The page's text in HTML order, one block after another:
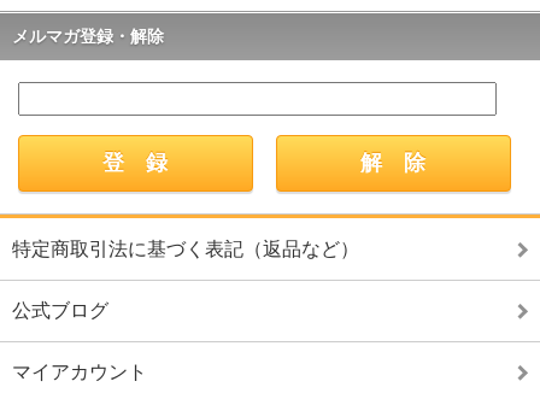
メルマガ登録・解除
特定商取引法に基づく表記（返品など）
公式ブログ
マイアカウント